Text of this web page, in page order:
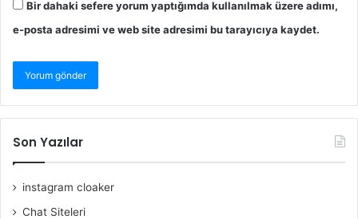
Bir dahaki sefere yorum yaptığımda kullanılmak üzere adımı,
e-posta adresimi ve web site adresimi bu tarayıcıya kaydet.
Son Yazılar
instagram cloaker
Chat Siteleri